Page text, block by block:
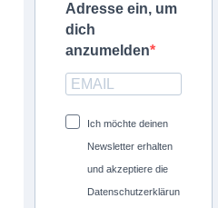
Adresse ein, um
dich
anzumelden
Ich möchte deinen
Newsletter erhalten
und akzeptiere die
Datenschutzerklärun